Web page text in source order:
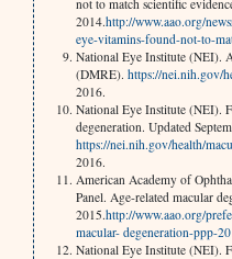
not to match scientific
2014.http://www.aao.org/
eye-vitamins-found-not-to-
National Eye Institute (NEI).
(DMRE). https://nei.nih.gov/
2016.
National Eye Institute (NEI).
degeneration. Updated
https://nei.nih.gov/health/
2016.
American Academy of
Panel. Age-related macular
2015.http://www.aao.org/
macular- degeneration-ppp-
National Eye Institute (NEI).